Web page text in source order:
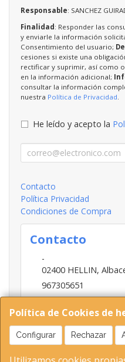
Política de Cookies de
Configurar Rechazar
Responsable: SANCHEZ
Finalidad: Responder las
y enviarle la información
Consentimiento del usuario;
cesiones si existe una
rectificar y suprimir, así como
en la información adicional;
consultar la información
nuestra Política de Privacidad
He leído y acepto la
Contacto
Política Privacidad
Condiciones de Compra
Contacto
-
02400 HELLIN,
967305651
INFO@HELLIN.COM
Horario
09:00-13:30; 16:30-20:30